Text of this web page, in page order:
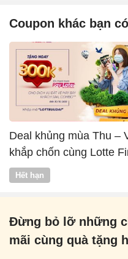
Coupon khác bạn
Deal khủng mùa Thu –
khắp chốn cùng Lotte
Vntrip
Hết hạn
Đừng bỏ lỡ những
mãi cùng quà tặng